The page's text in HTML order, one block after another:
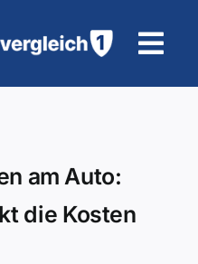
am Auto:
die Kosten